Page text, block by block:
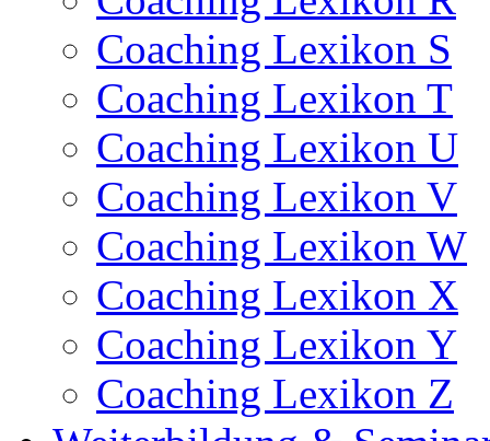
Coaching Lexikon S
Coaching Lexikon T
Coaching Lexikon U
Coaching Lexikon V
Coaching Lexikon W
Coaching Lexikon X
Coaching Lexikon Y
Coaching Lexikon Z